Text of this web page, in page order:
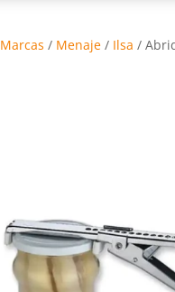
Marcas / Menaje/ Ilsa /